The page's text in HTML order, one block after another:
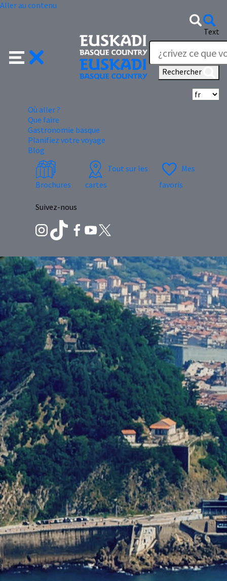
Aller au contenu
Text
Rechercher
Où aller ?
Que faire
Gastronomie basque
Planifiez votre voyage
Blog
Brochures
Tout sur les
cartes
Mes
favoris
Suivez-nous